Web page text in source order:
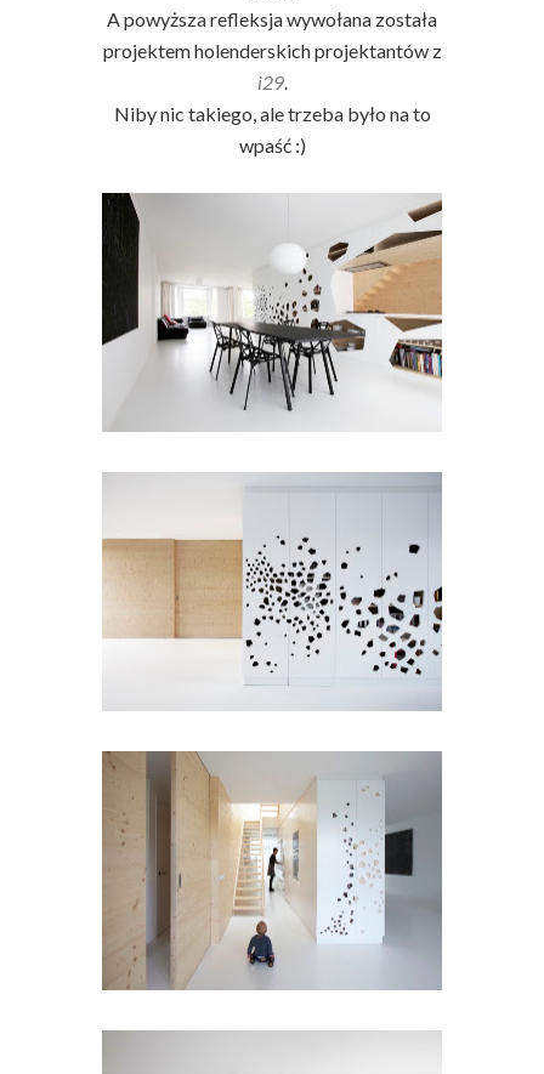
A powyższa refleksja wywołana została
projektem holenderskich projektantów z
i29.
Niby nic takiego, ale trzeba było na to
wpaść :)